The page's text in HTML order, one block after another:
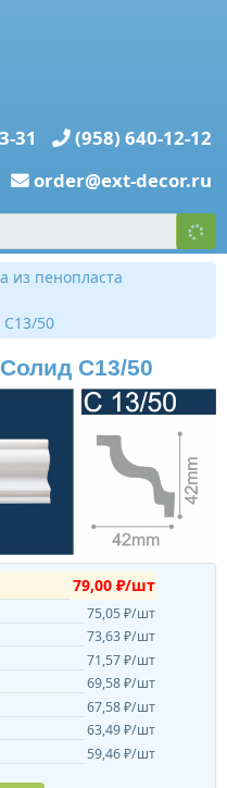
31
(958) 640-12-12
order@ext-decor.ru
из пенопласта
50
С13/50
79,00 ₽/шт
75,05 ₽/шт
73,63 ₽/шт
71,57 ₽/шт
69,58 ₽/шт
67,58 ₽/шт
63,49 ₽/шт
59,46 ₽/шт